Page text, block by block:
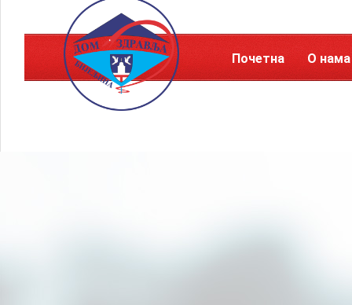
Почетна О нама